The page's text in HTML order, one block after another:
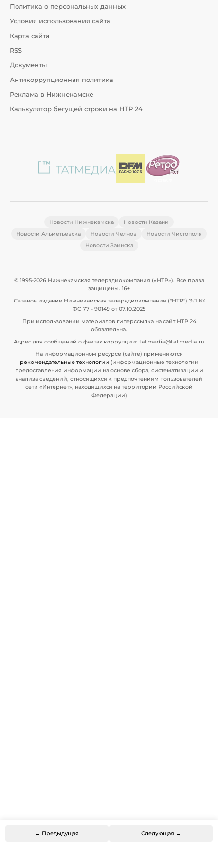
← Предыдущая Следующая →
Политика о персональных данных
Условия использования сайта
Карта сайта
RSS
Документы
Антикоррупционная политика
Реклама в Нижнекамске
Калькулятор бегущей строки на НТР 24
Новости Нижнекамска
Новости Казани
Новости Альметьевска
Новости Челнов
Новости Чистополя
Новости Заинска
© 1995-2026 Нижнекамская телерадиокомпания («НТР»). Все права
защищены. 16+
Сетевое издание Нижнекамская телерадиокомпания ("НТР") ЭЛ №
ФС 77 - 90149 от 07.10.2025
При использовании материалов гиперссылка на сайт НТР 24
обязательна.
Адрес для сообщений о фактах коррупции: tatmedia@tatmedia.ru
На информационном ресурсе (сайте) применяются
рекомендательные технологии (информационные технологии
предоставления информации на основе сбора, систематизации и
анализа сведений, относящихся к предпочтениям пользователей
сети «Интернет», находящихся на территории Российской
Федерации)